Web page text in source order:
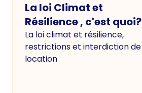
La loi Climat et
Résilience , c'est quoi?
La loi climat et résilience,
restrictions et interdiction de
location